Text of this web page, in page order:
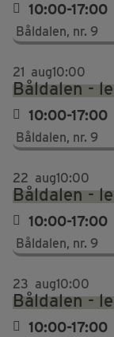
10:00-17:00
Båldalen, nr. 9
21 aug10:00
Båldalen -
10:00-17:00
Båldalen, nr. 9
22 aug10:00
Båldalen -
10:00-17:00
Båldalen, nr. 9
23 aug10:00
Båldalen -
10:00-17:00